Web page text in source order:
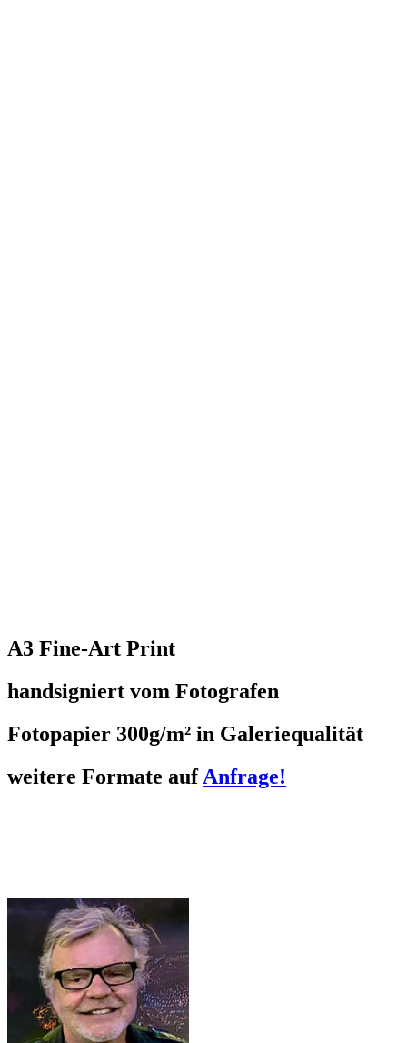
A3 Fine-Art Print
handsigniert vom Fotografen
Fotopapier 300g/m² in Galeriequalität
weitere Formate aufAnfrage!